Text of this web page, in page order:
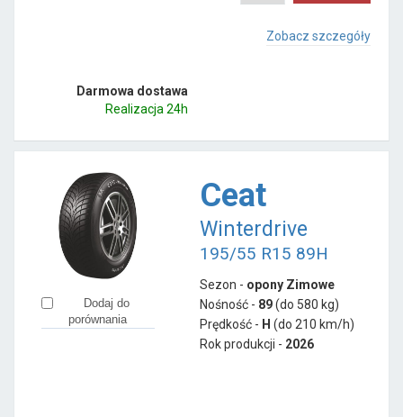
Zobacz szczegóły
Darmowa dostawa
Realizacja 24h
Dodaj do
porównania
Ceat
Winterdrive
195/55 R15 89H
Sezon - opony Zimowe
Nośność - 89(do 580 kg)
Prędkość - H (do 210 km/h)
Rok produkcji - 2026